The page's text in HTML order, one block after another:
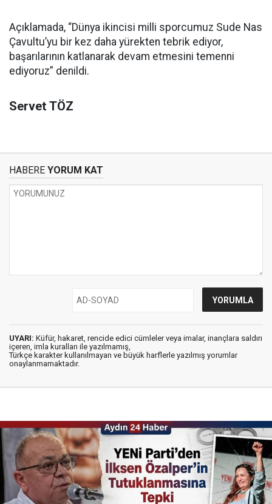
Açıklamada, “Dünya ikincisi milli sporcumuz Sude Nas
Çavultu’yu bir kez daha yürekten tebrik ediyor,
başarılarının katlanarak devam etmesini temenni
ediyoruz” denildi.
Servet TÖZ
HABERE YORUM KAT
UYARI: Küfür, hakaret, rencide edici cümleler veya imalar, inançlara saldırı
içeren, imla kuralları ile yazılmamış,
Türkçe karakter kullanılmayan ve büyük harflerle yazılmış yorumlar
onaylanmamaktadır.